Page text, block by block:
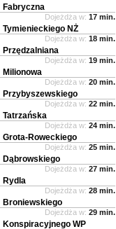
Fabryczna
Dojeżdża w: 17 min.
Tymienieckiego NŻ
Dojeżdża w: 18 min.
Przędzalniana
Dojeżdża w: 19 min.
Milionowa
Dojeżdża w: 20 min.
Przybyszewskiego
Dojeżdża w: 22 min.
Tatrzańska
Dojeżdża w: 24 min.
Grota-Roweckiego
Dojeżdża w: 25 min.
Dąbrowskiego
Dojeżdża w: 27 min.
Rydla
Dojeżdża w: 28 min.
Broniewskiego
Dojeżdża w: 29 min.
Konspiracyjnego WP